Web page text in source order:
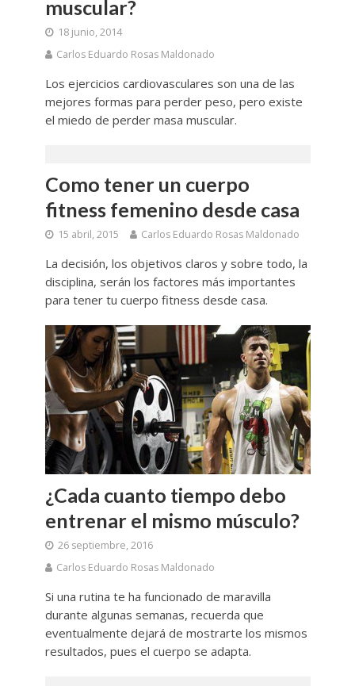
muscular?
18 junio, 2014
Carlos Eduardo Rosas Maldonado
Los ejercicios cardiovasculares son una de las
mejores formas para perder peso, pero existe
el miedo de perder masa muscular.
Como tener un cuerpo
fitness femenino desde casa
15 abril, 2015 Carlos Eduardo Rosas Maldonado
La decisión, los objetivos claros y sobre todo, la
disciplina, serán los factores más importantes
para tener tu cuerpo fitness desde casa.
¿Cada cuanto tiempo debo
entrenar el mismo músculo?
26 septiembre, 2016
Carlos Eduardo Rosas Maldonado
Si una rutina te ha funcionado de maravilla
durante algunas semanas, recuerda que
eventualmente dejará de mostrarte los mismos
resultados, pues el cuerpo se adapta.